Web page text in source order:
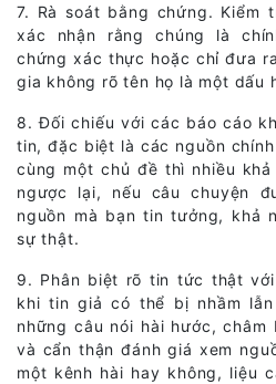
7. Rà soát bằng chứng. Kiểm
xác nhận rằng chúng là
chứng xác thực hoặc chỉ đưa
gia không rõ tên họ là một dấu
8. Đối chiếu với các báo cáo
tin, đặc biệt là các nguồn
cùng một chủ đề thì nhiều
ngược lại, nếu câu chuyện
nguồn mà bạn tin tưởng, khả
sự thật.
9. Phân biệt rõ tin tức thật
khi tin giả có thể bị nhầm
những câu nói hài hước,
và cẩn thận đánh giá xem
một kênh hài hay không, liệu